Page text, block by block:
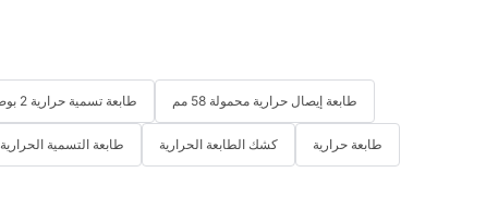
طابعة تسمية حرارية 2 بوصة طابعة إيصال حرارية محمولة 58 مم
طابعة التسمية الحرارية كشك الطابعة الحرارية طابعة حرارية